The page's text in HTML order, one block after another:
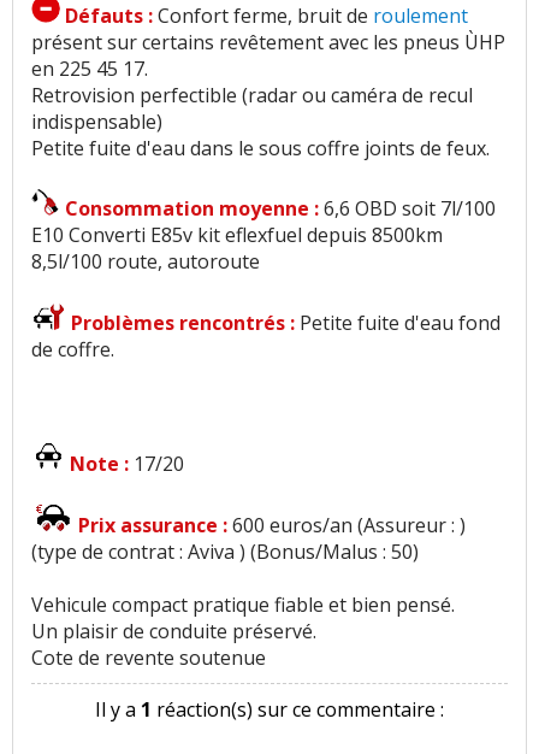
Défauts :Confort ferme, bruit de roulement
présent sur certains revêtement avec les pneus ÙHP
en 225 45 17.
Retrovision perfectible (radar ou caméra de recul
indispensable)
Petite fuite d'eau dans le sous coffre joints de feux.
Consommation moyenne :6,6 OBD soit 7l/100
E10 Converti E85v kit eflexfuel depuis 8500km
8,5l/100 route, autoroute
Problèmes rencontrés : Petite fuite d'eau fond
de coffre.
Note : 17/20
Prix assurance :600 euros/an (Assureur : )
(type de contrat : Aviva ) (Bonus/Malus : 50)
Vehicule compact pratique fiable et bien pensé.
Un plaisir de conduite préservé.
Cote de revente soutenue
Il y a 1 réaction(s) sur ce commentaire :